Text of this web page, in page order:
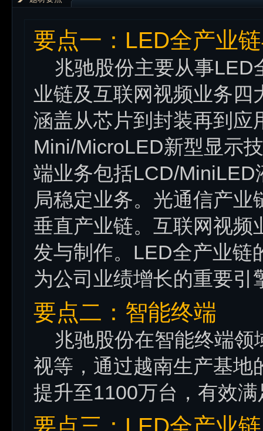
要点一：LED全产业
兆驰股份主要从事LED
业链及互联网视频业务四
涵盖从芯片到封装再到应
Mini/MicroLED新型显示
端业务包括LCD/
局稳定业务。光通信产
垂直产业链。互联网视频
发与制作。LED全产业链
为公司业绩增长的重要引
要点二：智能终端
兆驰股份在智能终端领
视等，通过越南生产基地
提升至1100万台，有效